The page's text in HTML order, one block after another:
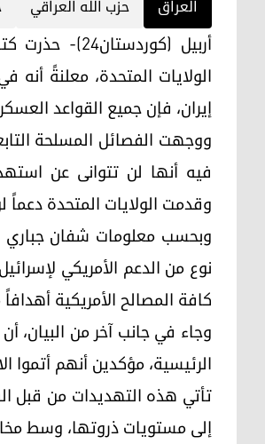
العراق حزب الله العراقي
أربيل
الولايات المتحدة، معلنةً
إيران، فإن جميع القواعد
فيه أنها لن تتوانى عن
وقدمت الولايات المتحدة دعماً
نوع من الدعم الأمريكي
كافة المصالح الأمريكية
وجاء في جانب آخر من البيان،
الرئيسية، مؤكدين أنهم أتموا
تأتي هذه التهديدات من قبل
إلى مستويات ذروتها، وسط